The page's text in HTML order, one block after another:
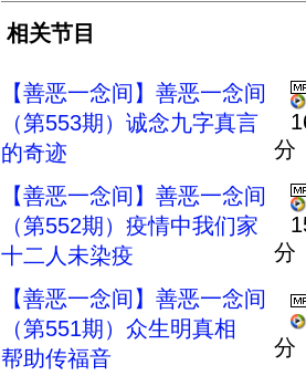
相关节目
【善恶一念间】善恶一念间
（第553期）诚念九字真言
的奇迹
分
【善恶一念间】善恶一念间
（第552期）疫情中我们家
十二人未染疫
分
【善恶一念间】善恶一念间
（第551期）众生明真相
帮助传福音
分